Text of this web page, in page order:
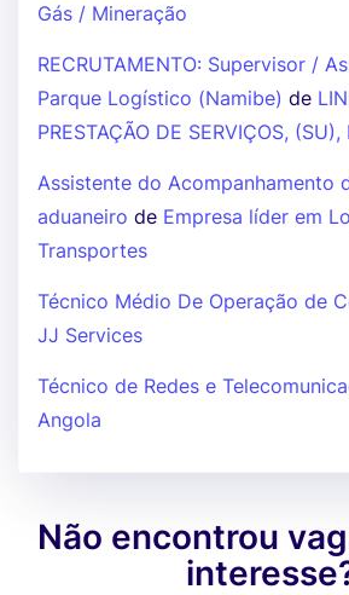
Gás / Mineração
RECRUTAMENTO: Supervisor /
Parque Logístico (Namibe) de
PRESTAÇÃO DE SERVIÇOS, (SU),
Assistente do Acompanhamento
aduaneiro de Empresa líder em
Transportes
Técnico Médio De Operação de
JJ Services
Técnico de Redes e
Angola
Não encontrou